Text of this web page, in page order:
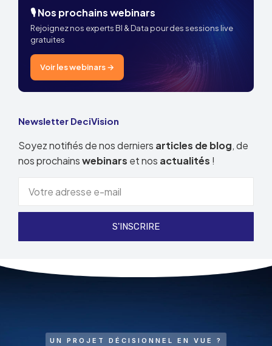
🎙️ Nos prochains webinars
Rejoignez nos experts BI & Data pour des sessions live
gratuites
Voir les webinars →
Newsletter DeciVision
Soyez notifiés de nos derniers articles de blog, de
nos prochainswebinars et nos actualités !
S'INSCRIRE
UN PROJET DÉCISIONNEL EN VUE ?